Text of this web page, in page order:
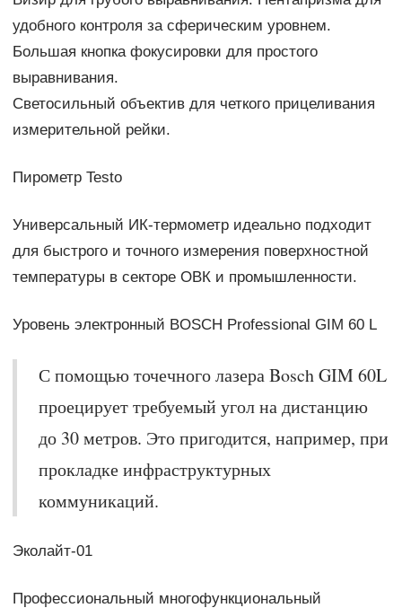
удобного контроля за сферическим уровнем.
Большая кнопка фокусировки для простого
выравнивания.
Светосильный объектив для четкого прицеливания
измерительной рейки.
Пирометр Testo
Универсальный ИК-термометр идеально подходит
для быстрого и точного измерения поверхностной
температуры в секторе ОВК и промышленности.
Уровень электронный BOSCH Professional GIM 60 L
С помощью точечного лазера Bosch GIM 60L
проецирует требуемый угол на дистанцию
до 30 метров. Это пригодится, например, при
прокладке инфраструктурных
коммуникаций.
Эколайт-01
Профессиональный многофункциональный